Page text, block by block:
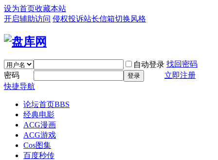
设为首页收藏本站
开启辅助访问 侵权投诉站长信箱切换风格
自动登录 找回密码
密码
登录
立即注册
快捷导航
论坛首页BBS
经典电影
ACG漫画
ACG游戏
Cos图集
百度秒传